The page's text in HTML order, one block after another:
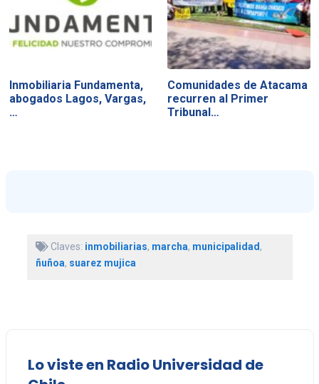
Inmobiliaria Fundamenta,
abogados Lagos, Vargas,
…
Comunidades de Atacama
recurren al Primer
Tribunal…
Claves: inmobiliarias, marcha, municipalidad,
ñuñoa, suarez mujica
Lo viste en Radio Universidad de